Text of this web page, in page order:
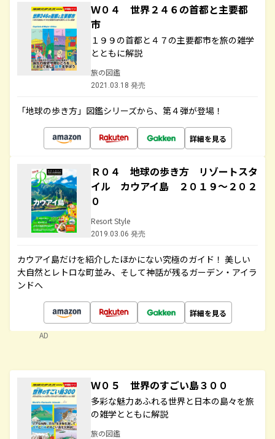
Ｗ０４ 世界２４６の首都と主要都
市
１９９の首都と４７の主要都市を旅の雑学
とともに解説
旅の図鑑
2021.03.18 発売
「地球の歩き方」図鑑シリーズから、第４弾が登場！
詳細を見る
Ｒ０４ 地球の歩き方 リゾートスタ
イル カウアイ島 ２０１９～２０２
０
Resort Style
2019.03.06 発売
カウアイ島だけを紹介したほかにない究極のガイド！ 美しい
大自然とレトロな町並み、そして神話が残るガーデン・アイラ
ンドへ
詳細を見る
AD
Ｗ０５ 世界のすごい島３００
多彩な魅力あふれる世界と日本の島々を旅
の雑学とともに解説
旅の図鑑